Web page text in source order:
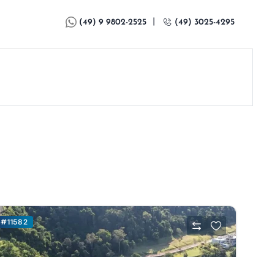
(49) 9 9802-2525 | (49) 3025-4295
#11582